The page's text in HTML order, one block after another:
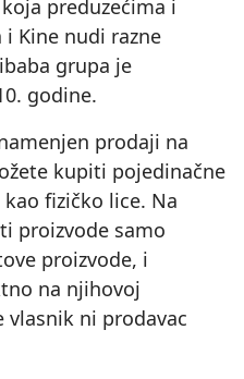
preduzećima i
Kine nudi razne
grupa je
godine.
prodaji na
kupiti pojedinačne
fizičko lice. Na
proizvode samo
proizvode, i
na njihovoj
ni prodavac